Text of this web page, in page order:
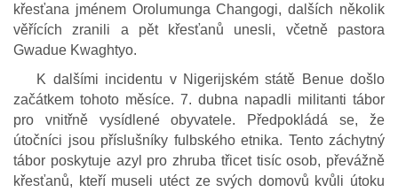
křesťana jménem Orolumunga Changogi, dalších několik
věřících zranili a pět křesťanů unesli, včetně pastora
Gwadue Kwaghtyo.
K dalšími incidentu v Nigerijském státě Benue došlo
začátkem tohoto měsíce. 7. dubna napadli militanti tábor
pro vnitřně vysídlené obyvatele. Předpokládá se, že
útočníci jsou příslušníky fulbského etnika. Tento záchytný
tábor poskytuje azyl pro zhruba třicet tisíc osob, převážně
křesťanů, kteří museli utéct ze svých domovů kvůli útoku